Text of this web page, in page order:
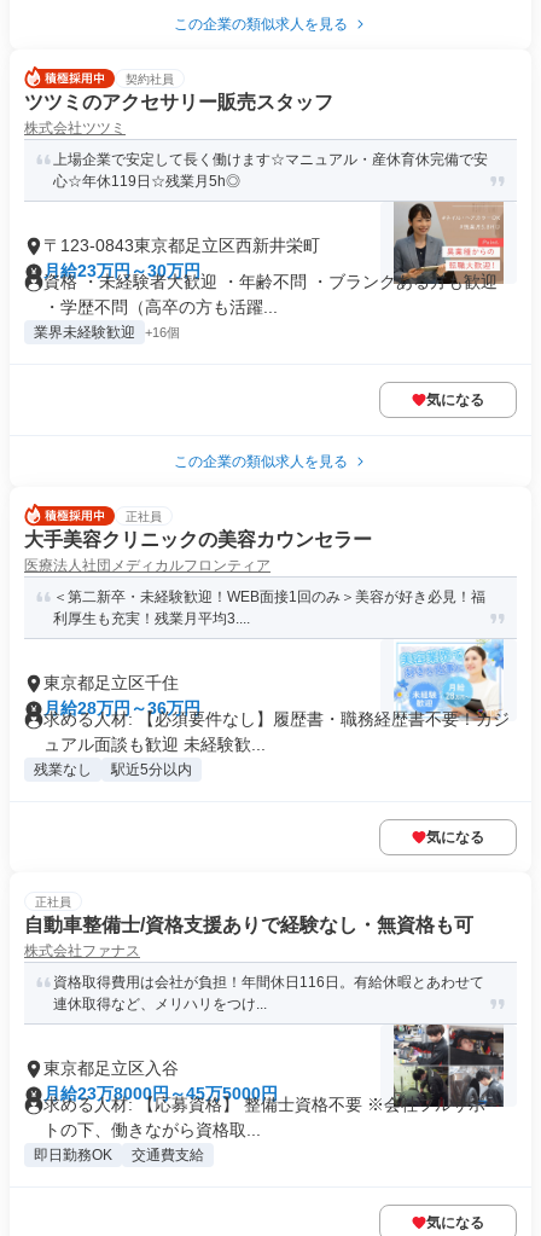
この企業の類似求人を見る
契約社員
ツツミのアクセサリー販売スタッフ
株式会社ツツミ
上場企業で安定して長く働けます☆マニュアル・産休育休完備で安
心☆年休119日☆残業月5h◎
〒123-0843東京都足立区西新井栄町
月給23万円～30万円
資格 ・未経験者大歓迎 ・年齢不問 ・ブランクある方も歓迎
・学歴不問（高卒の方も活躍...
業界未経験歓迎 +16個
気になる
この企業の類似求人を見る
正社員
大手美容クリニックの美容カウンセラー
医療法人社団メディカルフロンティア
＜第二新卒・未経験歓迎！WEB面接1回のみ＞美容が好き必見！福
利厚生も充実！残業月平均3....
東京都足立区千住
月給28万円～36万円
求める人材: 【必須要件なし】履歴書・職務経歴書不要！カジ
ュアル面談も歓迎 未経験歓...
残業なし 駅近5分以内
気になる
正社員
自動車整備士/資格支援ありで経験なし・無資格も可
株式会社ファナス
資格取得費用は会社が負担！年間休日116日。有給休暇とあわせて
連休取得など、メリハリをつけ...
東京都足立区入谷
月給23万8000円～45万5000円
求める人材: 【応募資格】 整備士資格不要 ※会社フルサポー
トの下、働きながら資格取...
即日勤務OK 交通費支給
気になる